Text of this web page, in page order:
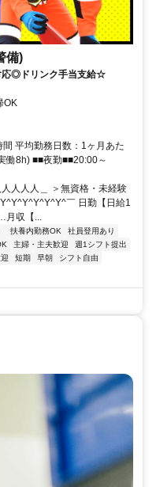
備)
応◎ドリンク手当支給☆
OK
平均勤務日数：1ヶ月あた
働8h) ■■夜勤■■20:00～
人人人＿ ＞無資格・未経験
￣ 日勤【日給1
月収【...
扶養内勤務OK
社員登用あり
主婦・主夫歓迎
週1シフト提出
短期 早朝
シフト自由